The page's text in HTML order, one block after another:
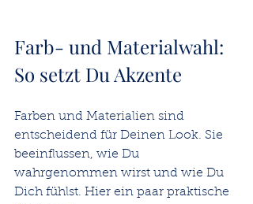
Farb- und Materialwahl:
So setzt Du Akzente
Farben und Materialien sind
entscheidend für Deinen Look. Sie
beeinflussen, wie Du
wahrgenommen wirst und wie Du
Dich fühlst. Hier ein paar praktische